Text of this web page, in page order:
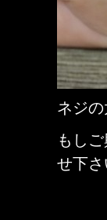
ネジ
もし
せ下さ